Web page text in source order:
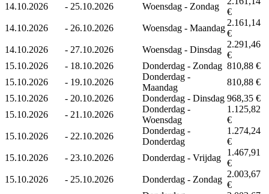
14.10.2026
- 25.10.2026 Woensdag - Zondag
€
14.10.2026
- 26.10.2026 Woensdag - Maandag
2.161,14
€
14.10.2026
- 27.10.2026 Woensdag - Dinsdag
2.291,46
€
15.10.2026
- 18.10.2026 Donderdag - Zondag 810,88 €
15.10.2026
- 19.10.2026
Donderdag -
Maandag
810,88 €
15.10.2026
- 20.10.2026 Donderdag - Dinsdag 968,35 €
15.10.2026
- 21.10.2026
Donderdag -
Woensdag
1.125,82
€
15.10.2026
- 22.10.2026
Donderdag -
Donderdag
1.274,24
€
15.10.2026
- 23.10.2026 Donderdag - Vrijdag
1.467,91
€
15.10.2026
- 25.10.2026 Donderdag - Zondag
2.003,67
€